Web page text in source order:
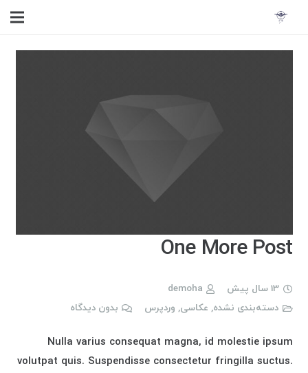
One More Post
13 سال پیش
demoha
دسته‌بندی نشده, عکاسی, وردپرس بدون دیدگاه
Nulla varius consequat magna, id molestie ipsum
volutpat quis. Suspendisse consectetur fringilla suctus.